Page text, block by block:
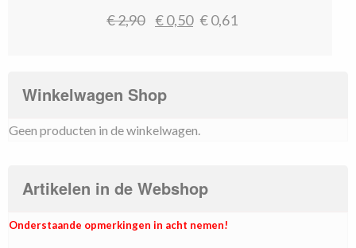
€2,90
Oorspronkelijke
€ 2,90.
€0,50 Huidige
€0,61
Winkelwagen Shop
Geen producten in de winkelwagen.
Artikelen in de Webshop
Onderstaande opmerkingen in acht nemen!